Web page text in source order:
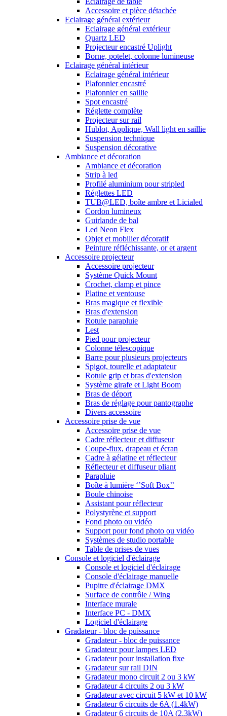
Accessoire et pièce détachée
Eclairage général extérieur
Eclairage général extérieur
Quartz LED
Projecteur encastré Uplight
Borne, potelet, colonne lumineuse
Eclairage général intérieur
Eclairage général intérieur
Plafonnier encastré
Plafonnier en saillie
Spot encastré
Réglette complète
Projecteur sur rail
Hublot, Applique, Wall light en saillie
Suspension technique
Suspension décorative
Ambiance et décoration
Ambiance et décoration
Strip à led
Profilé aluminium pour stripled
Réglettes LED
TUB@LED, boîte ambre et Licialed
Cordon lumineux
Guirlande de bal
Led Neon Flex
Objet et mobilier décoratif
Peinture réfléchissante, or et argent
Accessoire projecteur
Accessoire projecteur
Système Quick Mount
Crochet, clamp et pince
Platine et ventouse
Bras magique et flexible
Bras d'extension
Rotule parapluie
Lest
Pied pour projecteur
Colonne télescopique
Barre pour plusieurs projecteurs
Spigot, tourelle et adaptateur
Rotule grip et bras d'extension
Système girafe et Light Boom
Bras de déport
Bras de réglage pour pantographe
Divers accessoire
Accessoire prise de vue
Accessoire prise de vue
Cadre réflecteur et diffuseur
Coupe-flux, drapeau et écran
Cadre à gélatine et réflecteur
Réflecteur et diffuseur pliant
Parapluie
Boîte à lumière ‘’Soft Box’’
Boule chinoise
Assistant pour réflecteur
Polystyrène et support
Fond photo ou vidéo
Support pour fond photo ou vidéo
Systèmes de studio portable
Table de prises de vues
Console et logiciel d'éclairage
Console et logiciel d'éclairage
Console d'éclairage manuelle
Pupitre d'éclairage DMX
Surface de contrôle / Wing
Interface murale
Interface PC - DMX
Logiciel d'éclairage
Gradateur - bloc de puissance
Gradateur - bloc de puissance
Gradateur pour lampes LED
Gradateur pour installation fixe
Gradateur sur rail DIN
Gradateur mono circuit 2 ou 3 kW
Gradateur 4 circuits 2 ou 3 kW
Gradateur avec circuit 5 kW et 10 kW
Gradateur 6 circuits de 6A (1.4kW)
Gradateur 6 circuits de 10A (2.3kW)